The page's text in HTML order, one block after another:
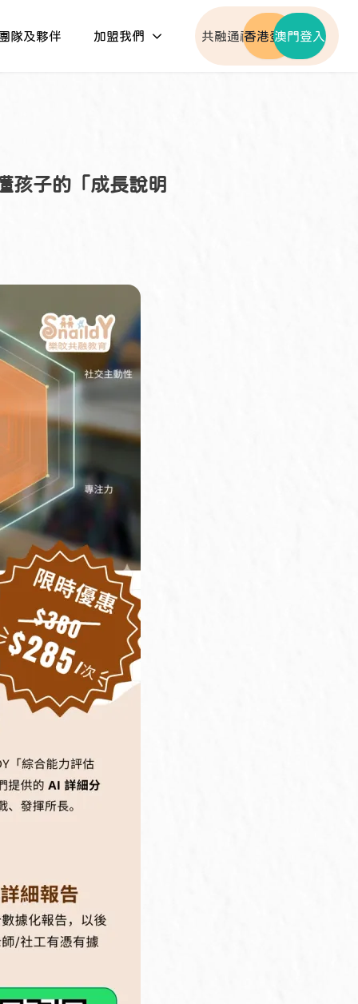
隊及夥伴 加盟我們 共融通社群香港登入澳門登入
孩子的「成長說明